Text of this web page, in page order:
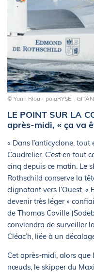
© Yann Riou - polaRYSE -
LE POINT SUR LA
après-midi, « ça va
« Dans l’anticyclone,
Caudrelier. C’est en tout
cinq depuis ce matin. Le
Rothschild conserve la
clignotant vers l’Ouest. «
devenir très léger »
de Thomas Coville
conviendra de surveiller
Cléac’h, liée à un
Cet après-midi, alors
nœuds, le skipper du